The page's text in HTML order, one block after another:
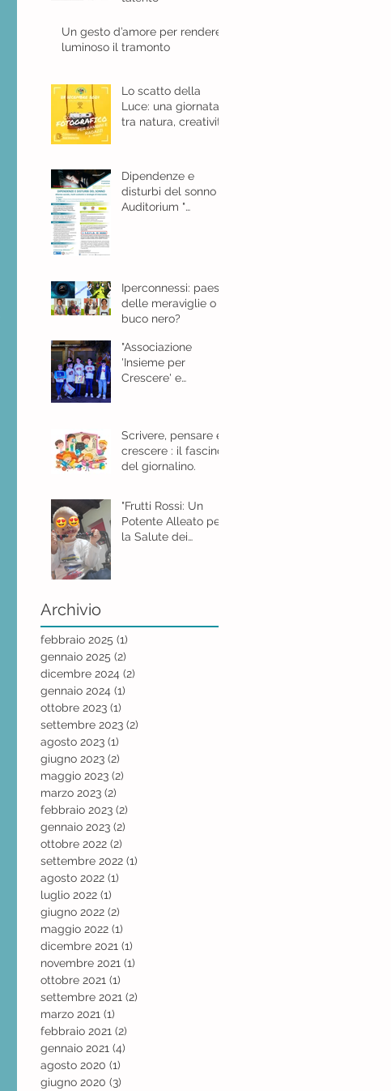
Un gesto d’amore per rendere
luminoso il tramonto
Lo scatto della
Luce: una giornata
tra natura, creatività
Dipendenze e
disturbi del sonno
Auditorium "
Iperconnessi: paese
delle meraviglie o
buco nero?
"Associazione
'Insieme per
Crescere' e
Scrivere, pensare e
crescere : il fascino
del giornalino.
"Frutti Rossi: Un
Potente Alleato per
la Salute dei
Archivio
febbraio 2025 (1)
gennaio 2025 (2)
dicembre 2024 (2)
gennaio 2024 (1)
ottobre 2023 (1)
settembre 2023 (2)
agosto 2023 (1)
giugno 2023 (2)
maggio 2023 (2)
marzo 2023 (2)
febbraio 2023 (2)
gennaio 2023 (2)
ottobre 2022 (2)
settembre 2022 (1)
agosto 2022 (1)
luglio 2022 (1)
giugno 2022 (2)
maggio 2022 (1)
dicembre 2021 (1)
novembre 2021 (1)
ottobre 2021 (1)
settembre 2021 (2)
marzo 2021 (1)
febbraio 2021 (2)
gennaio 2021 (4)
agosto 2020 (1)
giugno 2020 (3)